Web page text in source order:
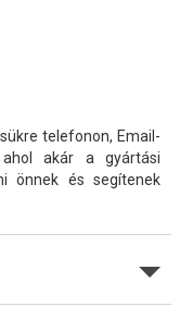
telefonon, Email-
akár a gyártási
önnek és segítenek